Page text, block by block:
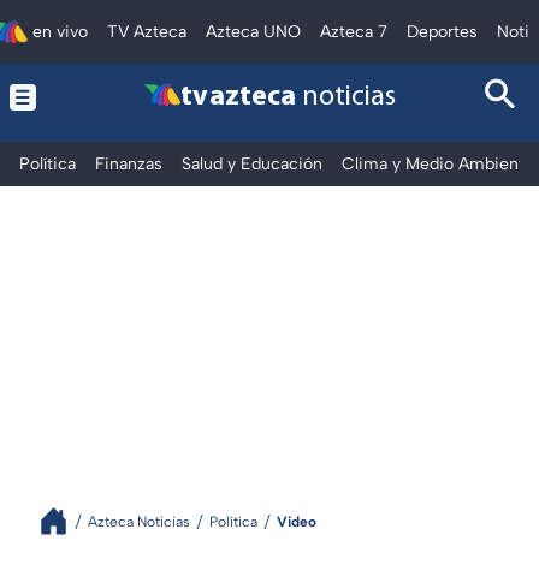
en vivo TV Azteca Azteca UNO Azteca 7 Deportes
tv azteca noticias
Política Finanzas Salud y Educación Clima y Medio Ambiente
Azteca Noticias Política Video